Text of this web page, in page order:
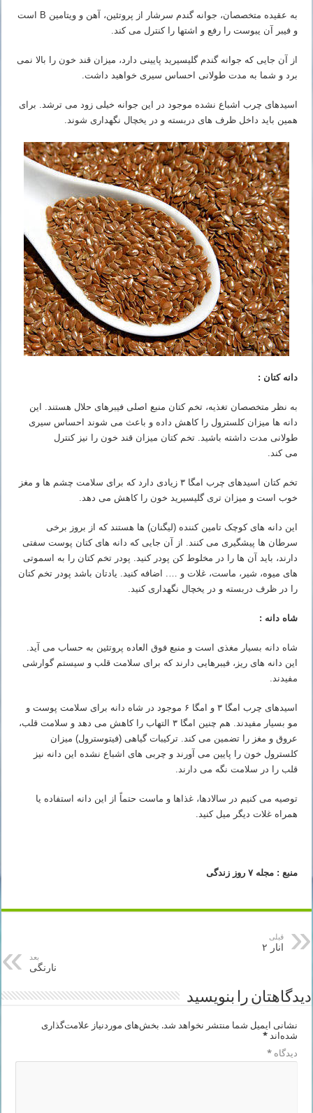
به عقیده متخصصان، جوانه گندم سرشار از پروتئین، آهن و ویتامین B است
و فیبر آن یبوست را رفع و اشتها را کنترل می کند.
از آن جایی که جوانه گندم گلیسیرید پایینی دارد، میزان قند خون را بالا نمی
برد و شما به مدت طولانی احساس سیری خواهید داشت.
اسیدهای چرب اشباع نشده موجود در این جوانه خیلی زود می ترشد. برای
همین باید داخل ظرف های دربسته و در یخچال نگهداری شوند.
دانه کتان :
به نظر متخصصان تغذیه، تخم کتان منبع اصلی فیبرهای حلال هستند. این
دانه ها میزان کلسترول را کاهش داده و باعث می شوند احساس سیری
طولانی مدت داشته باشید. تخم کتان میزان قند خون را نیز کنترل
می کند.
تخم کتان اسیدهای چرب امگا ۳ زیادی دارد که برای سلامت چشم ها و مغز
خوب است و میزان تری گلیسیرید خون را کاهش می دهد.
این دانه های کوچک تامین کننده (لیگنان) ها هستند که از بروز برخی
سرطان ها پیشگیری می کنند. از آن جایی که دانه های کتان پوست سفتی
دارند، باید آن ها را در مخلوط کن پودر کنید. پودر تخم کتان را به اسموتی
های میوه، شیر، ماست، غلات و …. اضافه کنید. یادتان باشد پودر تخم کتان
را در ظرف دربسته و در یخچال نگهداری کنید.
شاه دانه :
شاه دانه بسیار مغذی است و منبع فوق العاده پروتئین به حساب می آید.
این دانه های ریز، فیبرهایی دارند که برای سلامت قلب و سیستم گوارشی
مفیدند.
اسیدهای چرب امگا ۳ و امگا ۶ موجود در شاه دانه برای سلامت پوست و
مو بسیار مفیدند. هم چنین امگا ۳ التهاب را کاهش می دهد و سلامت قلب،
عروق و مغز را تضمین می کند. ترکیبات گیاهی (فیتوسترول) میزان
کلسترول خون را پایین می آورند و چربی های اشباع نشده این دانه نیز
قلب را در سلامت نگه می دارند.
توصیه می کنیم در سالادها، غذاها و ماست حتماً از این دانه استفاده یا
همراه غلات دیگر میل کنید.
منبع : مجله ۷ روز زندگی
قبلی
انار ۲
بعد
نارنگی
دیدگاهتان را بنویسید
نشانی ایمیل شما منتشر نخواهد شد. بخش‌های موردنیاز علامت‌گذاری
شده‌اند*
دیدگاه*